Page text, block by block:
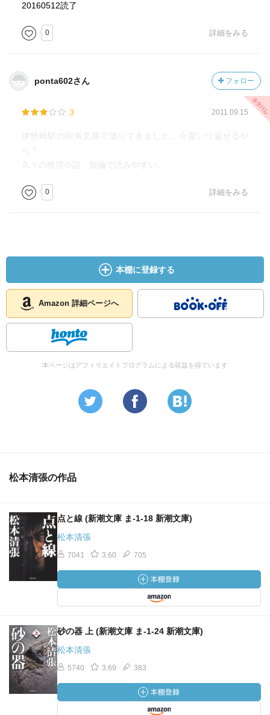
20160512読了
0 詳細をみる
ponta602さん フォロー
3 2011.09.15
伊勢崎駅の街角文庫で借りてきました。今度いつ返せるや
ら？
久々の推理小説。短編で読みやすい。
0 詳細をみる
本棚に登録する
Amazon 詳細ページへ
本ページはアフィリエイトプログラムによる収益を得ています
松本清張の作品
点と線 (新潮文庫 ま-1-18 新潮文庫)
松本清張
7041 3.60 705
砂の器 上 (新潮文庫 ま-1-24 新潮文庫)
松本清張
5740 3.69 383